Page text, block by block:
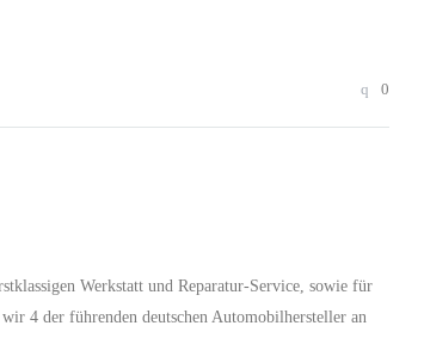
0
Werkstatt und Reparatur-Service, sowie für
4 der führenden deutschen Automobilhersteller an